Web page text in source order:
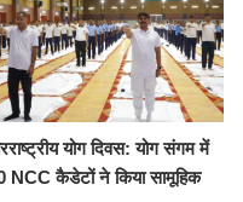
योग दिवस: योग संगम में
NCC कैडेटों ने किया सामूहिक